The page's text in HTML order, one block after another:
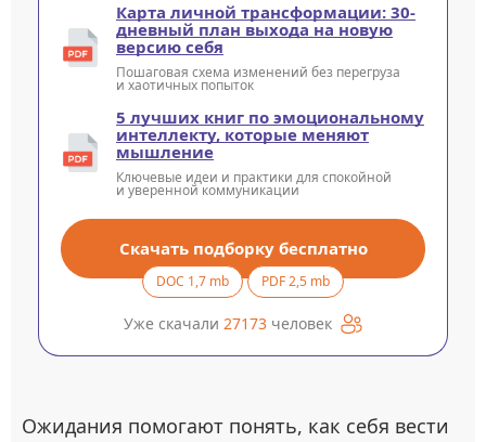
Карта личной трансформации: 30-
дневный план выхода на новую
версию себя
Пошаговая схема изменений без перегруза
и хаотичных попыток
5 лучших книг по эмоциональному
интеллекту, которые меняют
мышление
Ключевые идеи и практики для спокойной
и уверенной коммуникации
Скачать подборку бесплатно
DOC 1,7 mb PDF 2,5 mb
Уже скачали 27173 человек
Ожидания помогают понять, как себя вести